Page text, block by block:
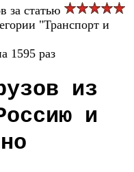
за статью
"Транспорт и
1595 раз
из
и